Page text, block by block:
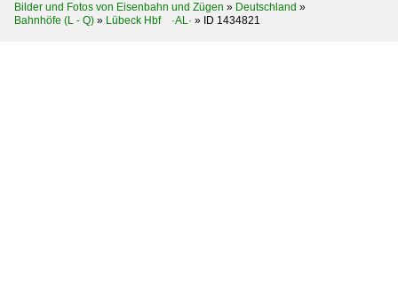
Bilder und Fotos von Eisenbahn und Zügen » Deutschland »
Bahnhöfe (L - Q) » Lübeck Hbf ·AL· » ID 1434821